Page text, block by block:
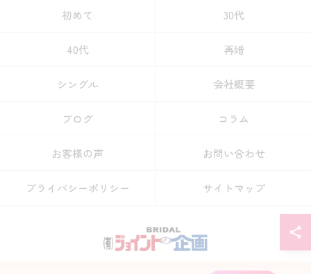
初めて 30代
40代 再婚
シングル 会社概要
ブログ コラム
お客様の声 お問い合わせ
プライバシーポリシー サイトマップ